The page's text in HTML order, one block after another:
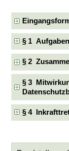
§ 1 Aufgaben
§ 2
§ 3
§ 4